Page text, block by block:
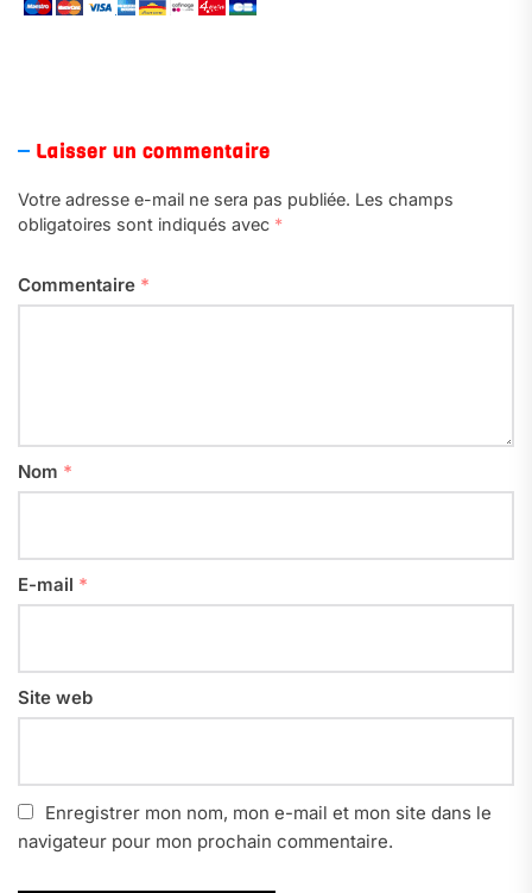
Laisser un commentaire
Votre adresse e-mail ne sera pas publiée. Les champs
obligatoires sont indiqués avec *
Commentaire *
Nom *
E-mail *
Site web
Enregistrer mon nom, mon e-mail et mon site dans le
navigateur pour mon prochain commentaire.